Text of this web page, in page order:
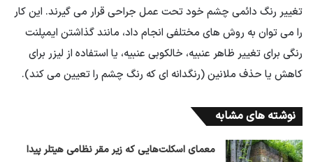
تغییر رنگ دائمی چشم خود تحت عمل جراحی قرار می گیرند. این کار
را می توان به روش های مختلفی انجام داد، مانند گذاشتن ایمپلنت
رنگی برای تغییر ظاهر عنبیه، خالکوبی عنبیه، یا استفاده از لیزر برای
کاهش یا حذف ملانین (رنگدانه ای که رنگ چشم را تعیین می کند).
نوشته های مشابه
معمای اسکلت‌هایی که زیر مقر نظامی هیتلر پیدا